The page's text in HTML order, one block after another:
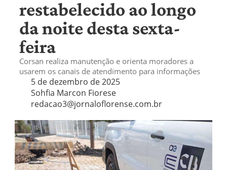
restabelecido ao longo
da noite desta sexta-
feira
Corsan realiza manutenção e orienta moradores a
usarem os canais de atendimento para informações
5 de dezembro de 2025
Sohfia Marcon Fiorese
redacao3@jornaloflorense.com.br